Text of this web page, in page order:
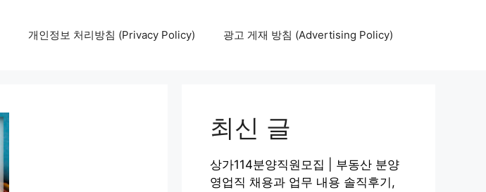
개인정보 처리방침 (Privacy Policy) 광고 게재 방침 (Advertising Policy)
최신 글
상가114분양직원모집 | 부동산 분양
영업직 채용과 업무 내용 솔직후기,